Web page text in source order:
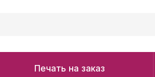
Печать на заказ